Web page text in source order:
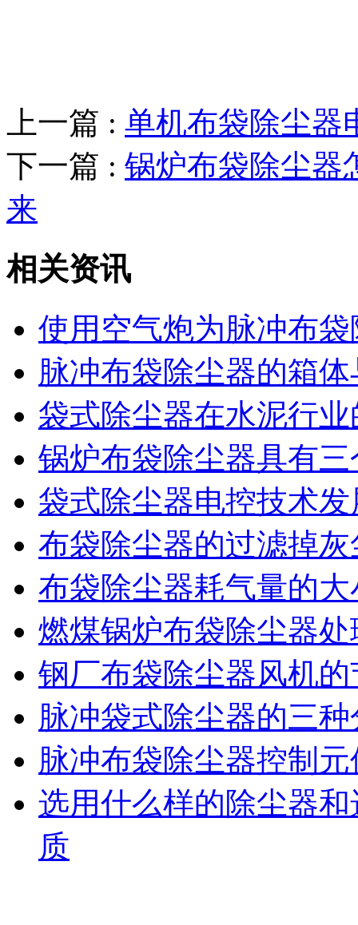
上一篇 : 单机布袋除尘器
下一篇 : 锅炉布袋除尘器
来
相关资讯
使用空气炮为脉冲布
脉冲布袋除尘器的箱
袋式除尘器在水泥行
锅炉布袋除尘器具有
袋式除尘器电控技术
布袋除尘器的过滤掉
布袋除尘器耗气量的大
燃煤锅炉布袋除尘器
钢厂布袋除尘器风机
脉冲袋式除尘器的三
脉冲布袋除尘器控制
选用什么样的除尘器
质